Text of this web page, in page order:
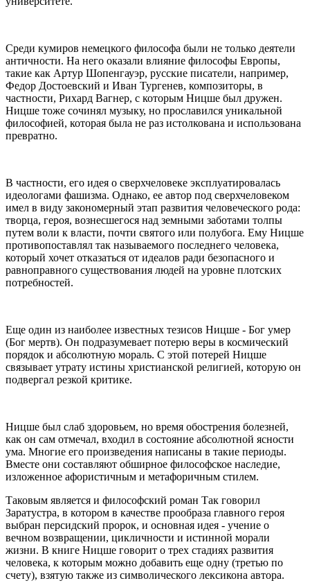
Среди кумиров немецкого философа были не только деятели
античности. На него оказали влияние философы Европы,
такие как Артур Шопенгауэр, русские писатели, например,
Федор Достоевский и Иван Тургенев, композиторы, в
частности, Рихард Вагнер, с которым Ницше был дружен.
Ницше тоже сочинял музыку, но прославился уникальной
философией, которая была не раз истолкована и использована
превратно.
В частности, его идея о сверхчеловеке эксплуатировалась
идеологами фашизма. Однако, ее автор под сверхчеловеком
имел в виду закономерный этап развития человеческого рода:
творца, героя, вознесшегося над земными заботами толпы
путем воли к власти, почти святого или полубога. Ему Ницше
противопоставлял так называемого последнего человека,
который хочет отказаться от идеалов ради безопасного и
равноправного существования людей на уровне плотских
потребностей.
Еще один из наиболее известных тезисов Ницше - Бог умер
(Бог мертв). Он подразумевает потерю веры в космический
порядок и абсолютную мораль. С этой потерей Ницше
связывает утрату истины христианской религией, которую он
подвергал резкой критике.
Ницше был слаб здоровьем, но время обострения болезней,
как он сам отмечал, входил в состояние абсолютной ясности
ума. Многие его произведения написаны в такие периоды.
Вместе они составляют обширное философское наследие,
изложенное афористичным и метафоричным стилем.
Таковым является и философский роман Так говорил
Заратустра, в котором в качестве прообраза главного героя
выбран персидский пророк, и основная идея - учение о
вечном возвращении, цикличности и истинной морали
жизни. В книге Ницше говорит о трех стадиях развития
человека, к которым можно добавить еще одну (третью по
счету), взятую также из символического лексикона автора.